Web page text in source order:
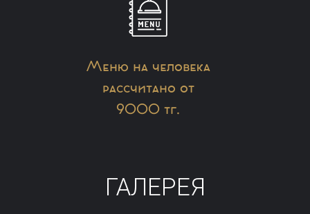
Меню на человека
рассчитано от
9000 тг.
ГАЛЕРЕЯ